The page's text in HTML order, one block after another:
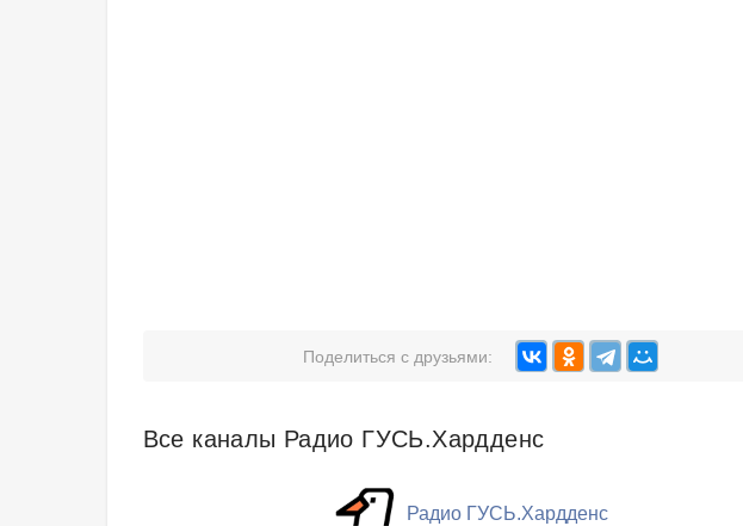
Поделиться с друзьями:
Все каналы Радио ГУСЬ.Хардденс
Радио ГУСЬ.Хардденс